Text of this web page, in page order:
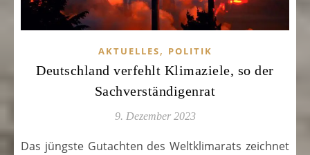
AKTUELLES, POLITIK
Deutschland verfehlt Klimaziele, so der
Sachverständigenrat
9. Dezember 2023
Das jüngste Gutachten des Weltklimarats zeichnet